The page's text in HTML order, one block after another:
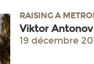
RAISING A
Viktor
19 décembre